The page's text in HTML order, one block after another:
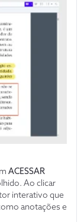
ACESSAR
Ao clicar
interativo que
anotações e